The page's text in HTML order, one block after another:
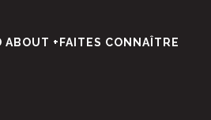
ABOUT +FAITES CONNAÎTRE